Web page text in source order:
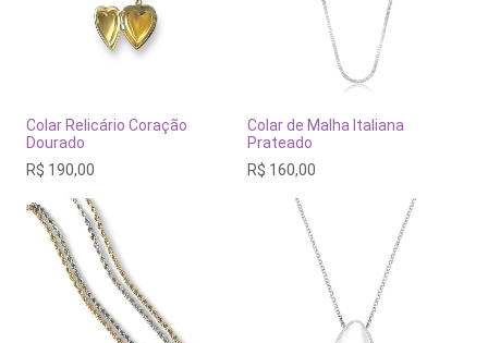
Colar Relicário Coração
Dourado
R$ 190,00
Colar de Malha Italiana
Prateado
R$ 160,00